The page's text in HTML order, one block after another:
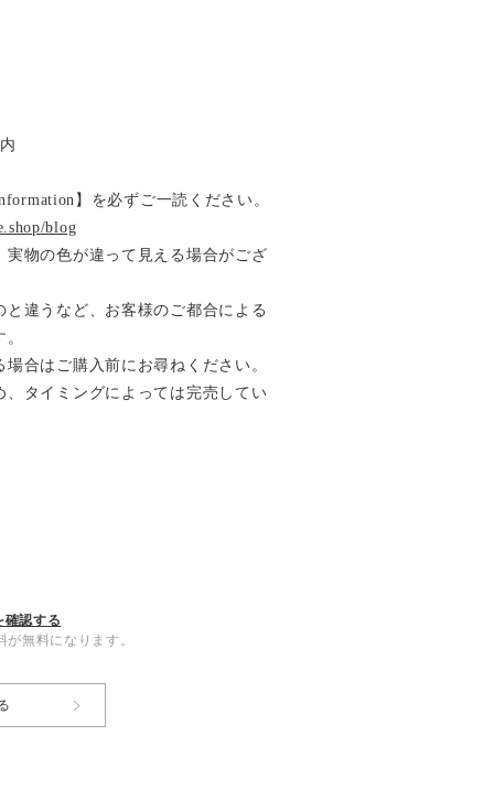
】を必ずご一読ください。
blog
実物の色が違って見える場合がござ
違うなど、お客様のご都合による
合はご購入前にお尋ねください。
、タイミングによっては完売してい
確認する
無料になります。